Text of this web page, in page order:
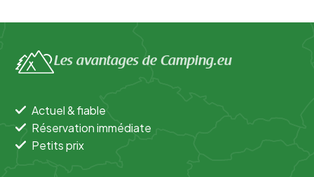
Les avantages de Camping.eu
Actuel & fiable
Réservation immédiate
Petits prix